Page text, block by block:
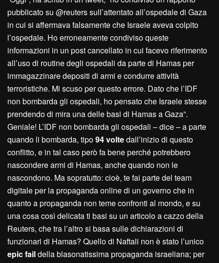
pubblicato su @reuters sull’attentato all’ospedale di Gaza
in cui si affermava falsamente che Israele aveva colpito
l’ospedale. Ho erroneamente condiviso queste
informazioni in un post cancellato in cui facevo riferimento
all’uso di routine degli ospedali da parte di Hamas per
immagazzinare depositi di armi e condurre attività
terroristiche. Mi scuso per questo errore. Dato che l’IDF
non bombarda gli ospedali, ho pensato che Israele stesse
prendendo di mira una delle basi di Hamas a Gaza”.
Geniale! L’IDF non bombarda gli ospedali – dice – a parte
quando li bombarda, tipo94 voltedall’inizio di questo
conflitto, e in tal caso però fa bene perché potrebbero
nascondere armi di Hamas, anche quando non le
nascondono. Ma sopratutto: cioè, te fai parte del team
digitale per la propaganda online di un governo che in
quanto a propaganda non teme confronti al mondo, e su
una cosa così delicata ti basi su un articolo a cazzo della
Reuters, che tra l’altro si basa sulle dichiarazioni di
funzionari di Hamas? Quello di Naftali non è stato l’unico
epic faildella blasonatissima propaganda israeliana; per